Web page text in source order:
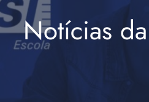
Notícias